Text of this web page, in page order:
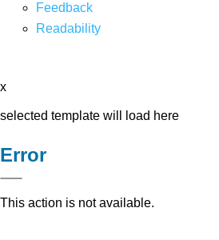
Feedback
Readability
x
selected template will load here
Error
This action is not available.